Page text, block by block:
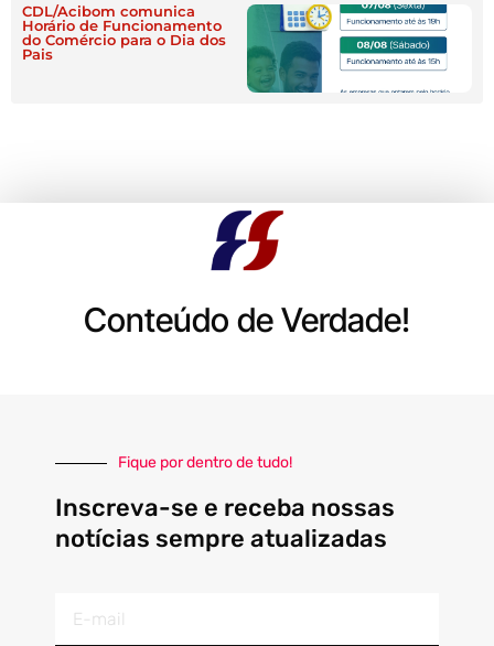
CDL/Acibom comunica
Horário de Funcionamento
do Comércio para o Dia dos
Pais
Conteúdo de Verdade!
Fique por dentro de tudo!
Inscreva-se e receba nossas
notícias sempre atualizadas
mail